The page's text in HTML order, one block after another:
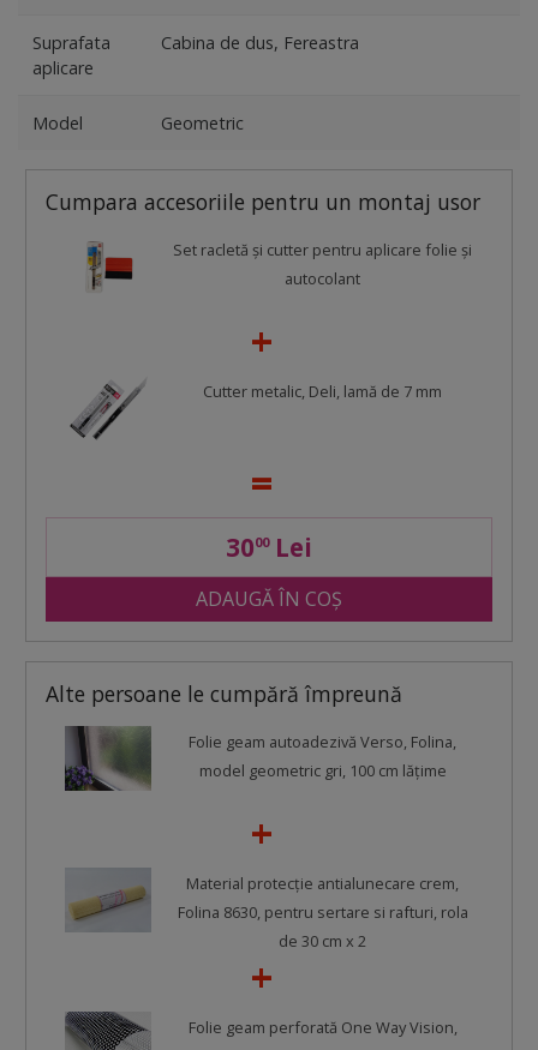
Suprafata
aplicare
Cabina de dus, Fereastra
Model Geometric
Cumpara accesoriile pentru un montaj usor
Set racletă şi cutter pentru aplicare folie şi
autocolant
Cutter metalic, Deli, lamă de 7 mm
3000Lei
ADAUGĂ ÎN COȘ
Alte persoane le cumpără împreună
Folie geam autoadezivă Verso, Folina,
model geometric gri, 100 cm lăţime
Material protecţie antialunecare crem,
Folina 8630, pentru sertare si rafturi, rola
de 30 cm x 2
Folie geam perforată One Way Vision,